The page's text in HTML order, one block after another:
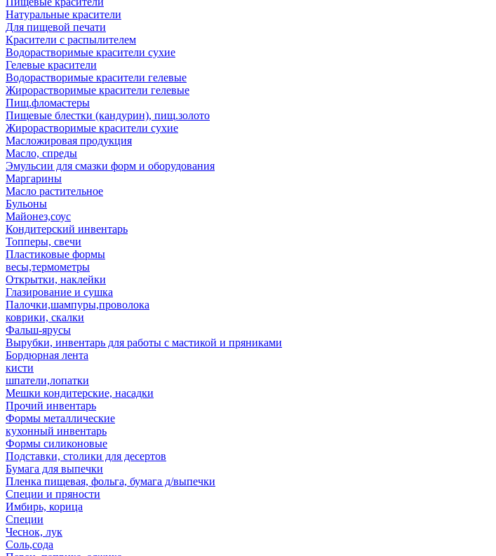
Натуральные красители
Для пищевой печати
Красители с распылителем
Водорастворимые красители сухие
Гелевые красители
Водорастворимые красители гелевые
Жирорастворимые красители гелевые
Пищ.фломастеры
Пищевые блестки (кандурин), пищ.золото
Жирорастворимые красители сухие
Масложировая продукция
Масло, спреды
Эмульсии для смазки форм и оборудования
Маргарины
Масло растительное
Бульоны
Майонез,соус
Кондитерский инвентарь
Топперы, свечи
Пластиковые формы
весы,термометры
Открытки, наклейки
Глазирование и сушка
Палочки,шампуры,проволока
коврики, скалки
Фальш-ярусы
Вырубки, инвентарь для работы с мастикой и пряниками
Бордюрная лента
кисти
шпатели,лопатки
Мешки кондитерские, насадки
Прочий инвентарь
Формы металлические
кухонный инвентарь
Формы силиконовые
Подставки, столики для десертов
Бумага для выпечки
Пленка пищевая, фольга, бумага д/выпечки
Специи и пряности
Имбирь, корица
Специи
Чеснок, лук
Соль,сода